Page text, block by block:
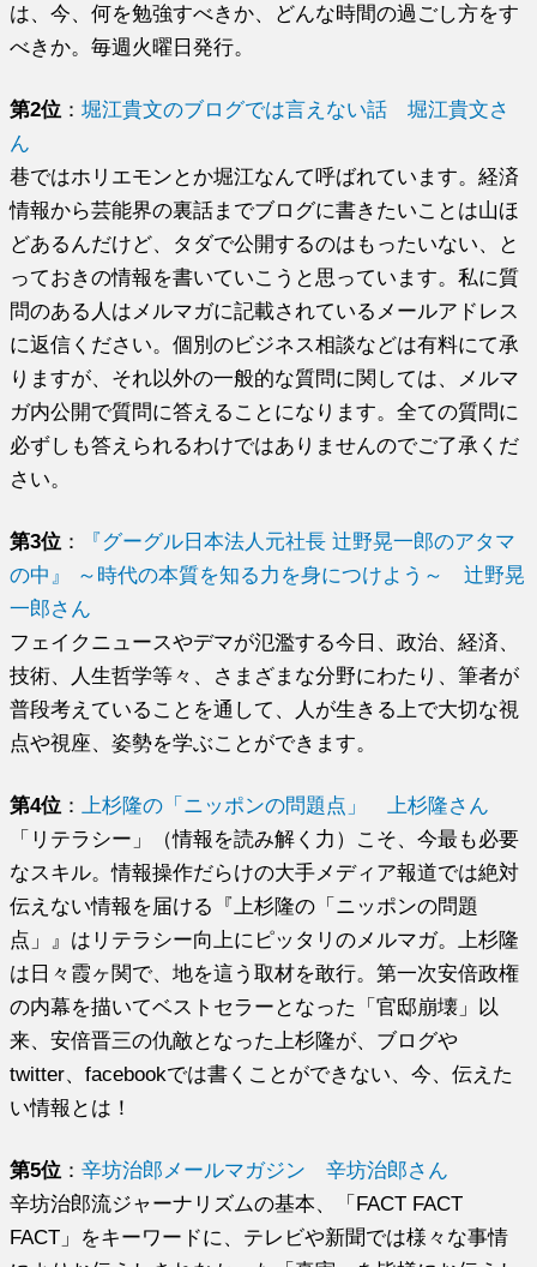
は、今、何を勉強すべきか、どんな時間の過ごし方をす
べきか。毎週火曜日発行。
第2位 ：堀江貴文のブログでは言えない話 堀江貴文さ
ん
巷ではホリエモンとか堀江なんて呼ばれています。経済
情報から芸能界の裏話までブログに書きたいことは山ほ
どあるんだけど、タダで公開するのはもったいない、と
っておきの情報を書いていこうと思っています。私に質
問のある人はメルマガに記載されているメールアドレス
に返信ください。個別のビジネス相談などは有料にて承
りますが、それ以外の一般的な質問に関しては、メルマ
ガ内公開で質問に答えることになります。全ての質問に
必ずしも答えられるわけではありませんのでご了承くだ
さい。
第3位 ：
『グーグル日本法人元社長 辻野晃一郎のアタマ
の中』 ～時代の本質を知る力を身につけよう～ 辻野晃
一郎さん
フェイクニュースやデマが氾濫する今日、政治、経済、
技術、人生哲学等々、さまざまな分野にわたり、筆者が
普段考えていることを通して、人が生きる上で大切な視
点や視座、姿勢を学ぶことができます。
第4位 ：
上杉隆の「ニッポンの問題点」 上杉隆さん
「リテラシー」（情報を読み解く力）こそ、今最も必要
なスキル。情報操作だらけの大手メディア報道では絶対
伝えない情報を届ける『上杉隆の「ニッポンの問題
点」』はリテラシー向上にピッタリのメルマガ。上杉隆
は日々霞ヶ関で、地を這う取材を敢行。第一次安倍政権
の内幕を描いてベストセラーとなった「官邸崩壊」以
来、安倍晋三の仇敵となった上杉隆が、ブログや
twitter、facebookでは書くことができない、今、伝えた
い情報とは！
第5位 ：辛坊治郎メールマガジン 辛坊治郎さん
辛坊治郎流ジャーナリズムの基本、「FACT FACT
FACT」をキーワードに、テレビや新聞では様々な事情